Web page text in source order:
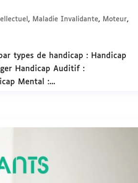
, Maladie Invalidante, Moteur,
types de handicap : Handicap
Handicap Auditif :
Mental :...